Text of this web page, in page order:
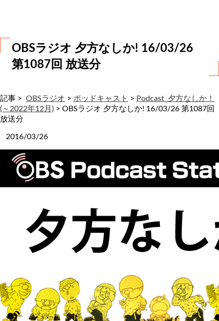
OBSラジオ 夕方なしか! 16/03/26
第1087回 放送分
記事 > OBSラジオ > ポッドキャスト > Podcast_夕方なしか！
(～2022年12月) > OBSラジオ 夕方なしか! 16/03/26 第1087回
放送分
2016/03/26